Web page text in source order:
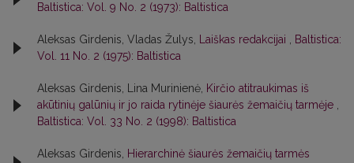
Baltistica: Vol. 9 No. 2 (1973): Baltistica
Aleksas Girdenis, Vladas Žulys, Laiškas redakcijai
Baltistica:
Vol. 11 No. 2 (1975): Baltistica
Aleksas Girdenis, Lina Murinienė, Kirčio atitraukimas iš
akūtinių galūnių ir jo raida rytinėje šiaurės žemaičių tarmėje
Baltistica: Vol. 33 No. 2 (1998): Baltistica
Aleksas Girdenis,
Hierarchinė šiaurės žemaičių tarmės